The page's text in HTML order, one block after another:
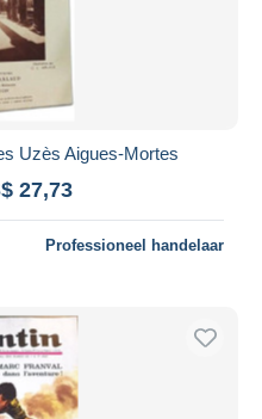
Uzès Aigues-Mortes
27,73
Professioneel handelaar